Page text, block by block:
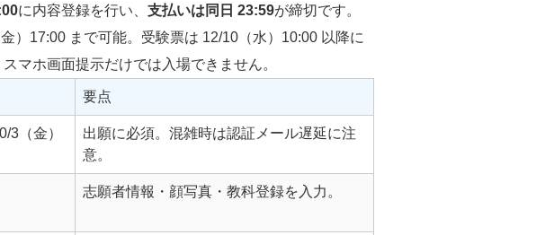
に内容登録を行い、 支払いは同日 23:59が締切です。
）17:00 まで可能。受験票は 12/10（水）10:00 以降に
マホ画面提示だけでは入場できません。
要点
3（金）
出願に必須。混雑時は認証メール遅延に注
意。
志願者情報・顔写真・教科登録を入力。